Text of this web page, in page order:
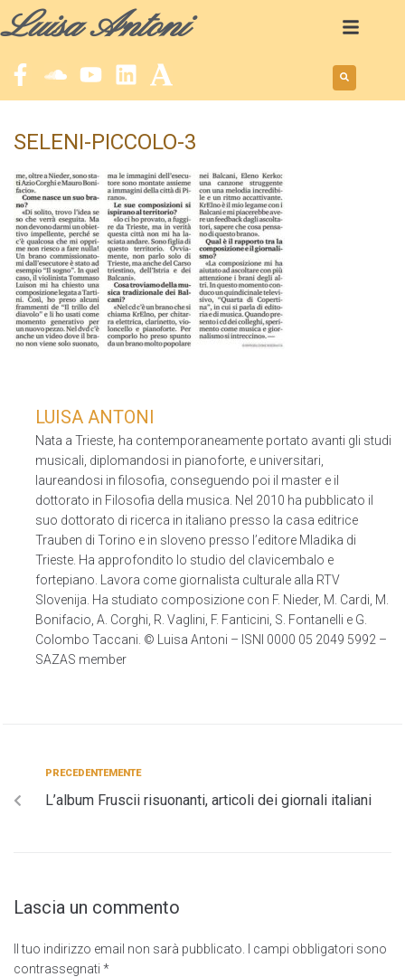
Luisa Antoni
SELENI-PICCOLO-3
LUISA ANTONI
Nata a Trieste, ha contemporaneamente portato avanti gli studi
musicali, diplomandosi in pianoforte, e universitari,
laureandosi in filosofia, conseguendo poi il master e il
dottorato in Filosofia della musica. Nel 2010 ha pubblicato il
suo dottorato di ricerca in italiano presso la casa editrice
Trauben di Torino e in sloveno presso l’editore Mladika di
Trieste. Ha approfondito lo studio del clavicembalo e
fortepiano. Lavora come giornalista culturale alla RTV
Slovenija. Ha studiato composizione con F. Nieder, M. Cardi, M.
Bonifacio, A. Corghi, R. Vaglini, F. Fanticini, S. Fontanelli e G.
Colombo Taccani. © Luisa Antoni – ISNI 0000 05 2049 5992 –
SAZAS member
PRECEDENTEMENTE
L’album Fruscii risuonanti, articoli dei giornali italiani
Lascia un commento
Il tuo indirizzo email non sarà pubblicato.
I campi obbligatori sono
contrassegnati *